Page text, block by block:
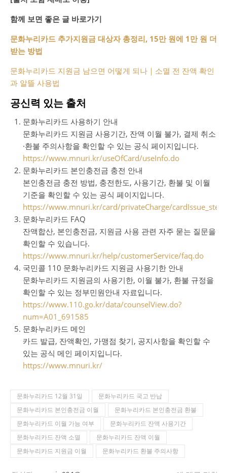
함께 보면 좋은 글 바로가기
문화누리카드 추가지원금 대상자 총정리, 15만 원에 1만 원 더
받는 방법
문화누리카드 지원금 남으면 어떻게 되나｜소멸 전 잔액 확인
과 알뜰 사용법
공신력 있는 출처
문화누리카드 사용하기 안내
문화누리카드 지원금 사용기간, 잔액 이월 불가, 결제 취소
·환불 주의사항을 확인할 수 있는 공식 페이지입니다.
https://www.mnuri.kr/useOfCard/useInfo.do
문화누리카드 본인충전금 충전 안내
본인충전금 충전 방법, 충전한도, 사용기간, 환불 및 이월
기준을 확인할 수 있는 공식 페이지입니다.
https://www.mnuri.kr/card/privateCharge/
문화누리카드 FAQ
잔액합산, 본인충전금, 지원금 사용 관련 자주 묻는 질문을
확인할 수 있습니다.
https://www.mnuri.kr/help/customerService/faq.do
국민콜 110 문화누리카드 지원금 사용기한 안내
문화누리카드 지원금의 사용기한, 이월 불가, 환불 규정을
확인할 수 있는 정부민원안내 자료입니다.
https://www.110.go.kr/data/counselView.do?
num=A01_691585
문화누리카드 메인
카드 발급, 잔액확인, 가맹점 찾기, 공지사항을 확인할 수
있는 공식 메인 페이지입니다.
https://www.mnuri.kr/
문화누리카드 12월 31일
문화누리카드 국고 반납
문화누리카드 본인충전금 이월
문화누리카드 본인충전금 환불
문화누리카드 이월 가능 여부
문화누리카드 잔액 사용기간
문화누리카드 잔액 소멸
문화누리카드 잔액 이월
문화누리카드 지원금 이월
문화누리카드 환불 주의사항